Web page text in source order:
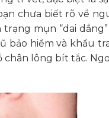
chưa biết rõ về
mụn “dai
bảo hiểm và khẩu
lông bít tắc.